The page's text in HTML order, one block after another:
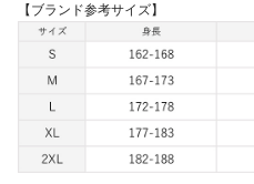
【ブランド参考サイズ】